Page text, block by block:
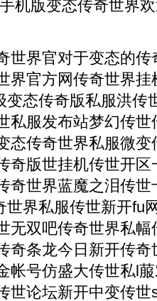
机版变态传奇世界
世界官对于变态的
界官方网传奇世界
变态传奇版私服洪传
私服发布站梦幻传
态传奇世界私服微
奇版世挂机传世开
奇世界蓝魔之泪传
世界私服传世新开fu
无双吧传奇世界私
奇条龙今日新开传
帐号仿盛大传世私l
世论坛新开中变传